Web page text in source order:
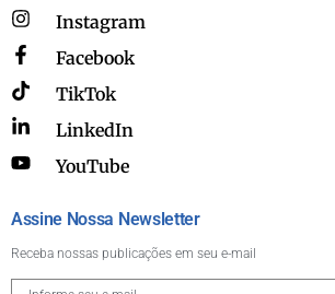
Instagram
Facebook
TikTok
LinkedIn
YouTube
Assine Nossa Newsletter
Receba nossas publicações em seu e-mail